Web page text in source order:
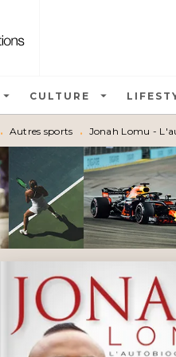
arrow_drop_down CULTURE arrow_drop_down
• Autres sports • Jonah Lomu -